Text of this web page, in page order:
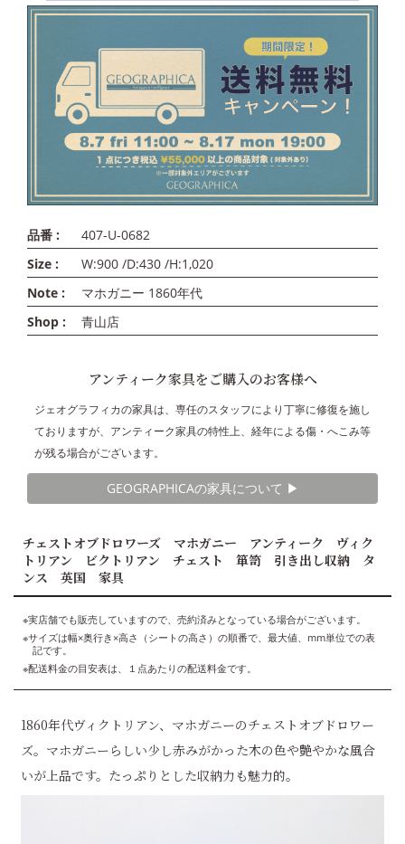
品番 :
407-U-0682
Size :
W:900 /D:430 /H:1,020
Note :
マホガニー 1860年代
Shop :
青山店
アンティーク家具をご購入のお客様へ
ジェオグラフィカの家具は、専任のスタッフにより丁寧に修復を施し
ておりますが、アンティーク家具の特性上、経年による傷・へこみ等
が残る場合がございます。
GEOGRAPHICAの家具について ▶︎
チェストオブドロワーズ マホガニー アンティーク ヴィク
トリアン ビクトリアン チェスト 箪笥 引き出し収納 タ
ンス 英国 家具
※実店舗でも販売していますので、売約済みとなっている場合がございます。
※サイズは幅×奥行き×高さ（シートの高さ）の順番で、最大値、mm単位での表
記です。
※配送料金の目安表は、１点あたりの配送料金です。
1860年代ヴィクトリアン、マホガニーのチェストオブドロワー
ズ。マホガニーらしい少し赤みがかった木の色や艶やかな風合
いが上品です。たっぷりとした収納力も魅力的。